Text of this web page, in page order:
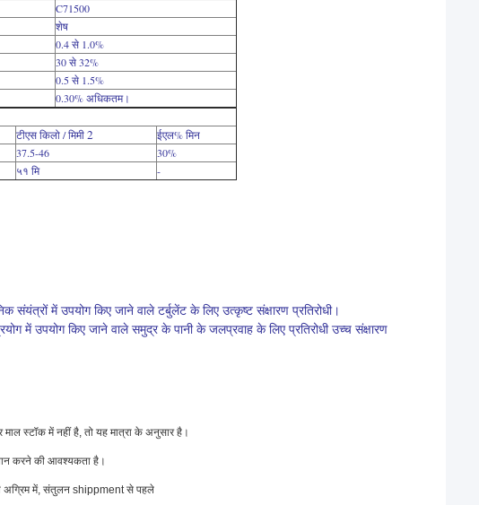
C71500
शेष
0.4 से 1.0%
30 से 32%
0.5 से 1.5%
0.30% अधिकतम।
टीएस किलो / मिमी2
ईएल% मिन
37.5-46
30%
५१ मि -
संयंत्रों में उपयोग किए जाने वाले टर्बुलेंट के लिए उत्कृष्ट संक्षारण प्रतिरोधी।
में उपयोग किए जाने वाले समुद्र के पानी के जलप्रवाह के लिए प्रतिरोधी उच्च संक्षारण
स्टॉक में नहीं है, तो यह मात्रा के अनुसार है।
करने की आवश्यकता है।
अग्रिम में, संतुलन shippment से पहले